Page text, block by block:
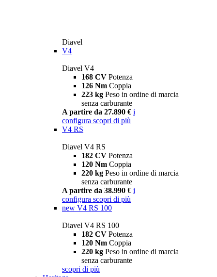
Diavel
V4
Diavel V4
168 CV Potenza
126 Nm Coppia
223 kg Peso in ordine di marcia
senza carburante
A partire da 27.890 € i
configura scopri di più
V4 RS
Diavel V4 RS
182 CV Potenza
120 Nm Coppia
220 kg Peso in ordine di marcia
senza carburante
A partire da 38.990 € i
configura scopri di più
new V4 RS 100
Diavel V4 RS 100
182 CV Potenza
120 Nm Coppia
220 kg Peso in ordine di marcia
senza carburante
scopri di più